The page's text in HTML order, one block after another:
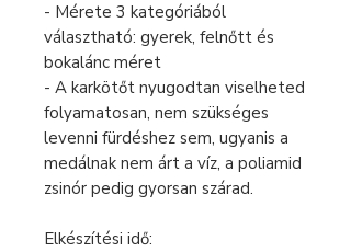
- Mérete 3 kategóriából
választható: gyerek, felnőtt és
bokalánc méret
- A karkötőt nyugodtan viselheted
folyamatosan, nem szükséges
levenni fürdéshez sem, ugyanis a
medálnak nem árt a víz, a poliamid
zsinór pedig gyorsan szárad.
Elkészítési idő: